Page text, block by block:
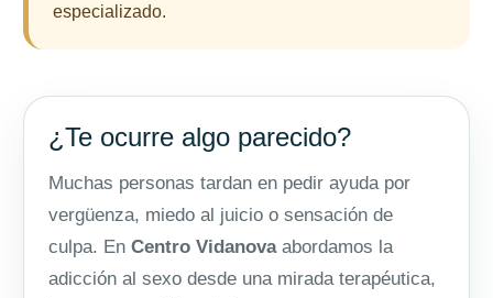
especializado.
¿Te ocurre algo parecido?
Muchas personas tardan en pedir ayuda por
vergüenza, miedo al juicio o sensación de
culpa. En Centro Vidanovaabordamos la
adicción al sexo desde una mirada terapéutica,